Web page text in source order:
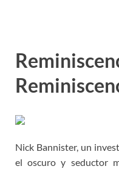
Nick Bannister, un
el oscuro y seductor